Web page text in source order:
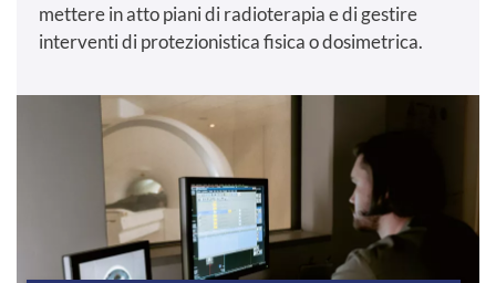
mettere in atto piani di radioterapia e di gestire
interventi di protezionistica fisica o dosimetrica.